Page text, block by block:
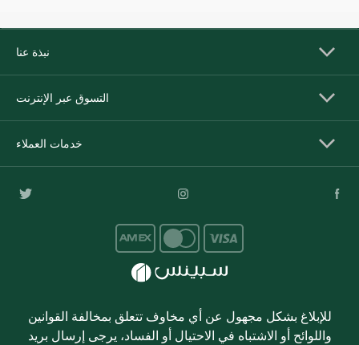
نبذة عنا
التسوق عبر الإنترنت
خدمات العملاء
للإبلاغ بشكل مجهول عن أي مخاوف تتعلق بمخالفة القوانين
واللوائح أو الاشتباه في الاحتيال أو الفساد، يرجى إرسال بريد